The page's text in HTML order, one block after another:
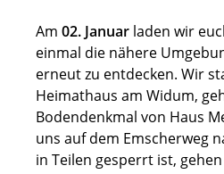
Am 02. Januar laden wir
einmal die nähere
erneut zu entdecken. Wir
Heimathaus am Widum,
Bodendenkmal von Haus
uns auf dem Emscherweg
in Teilen gesperrt ist,